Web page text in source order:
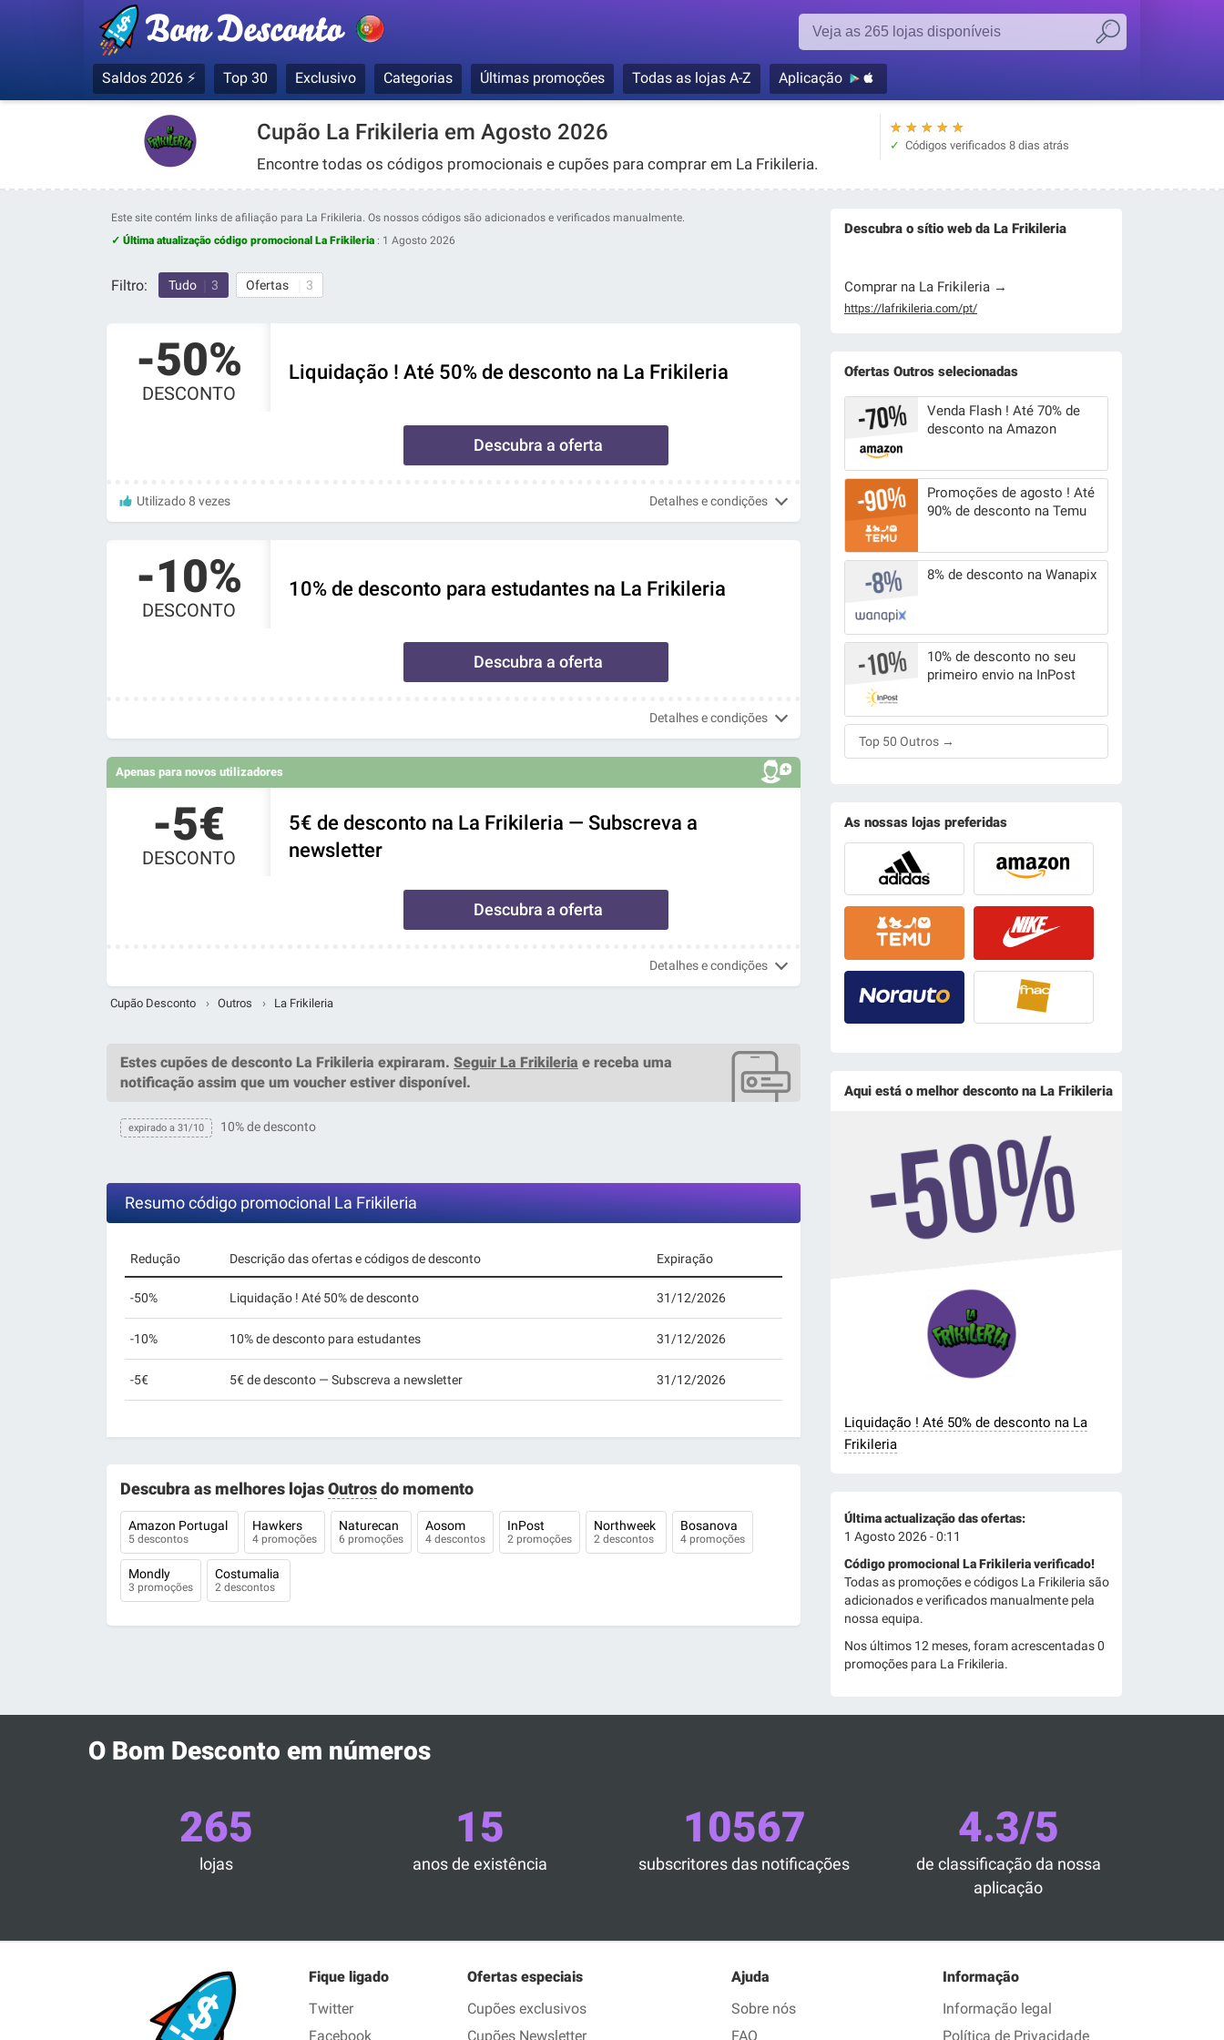
Saldos 2026 ⚡ Top 30 Exclusivo Categorias Últimas promoções Todas as lojas A-Z Aplicação
Cupão La Frikileria em Agosto 2026
Encontre todas os códigos promocionais e cupões para comprar em La Frikileria.
★
★
★
★
★
Códigos verificados 8 dias atrás
Este site contém links de afiliação para La Frikileria. Os nossos códigos são adicionados e verificados manualmente.
✓ Última atualização código promocional La Frikileria : 1 Agosto 2026
Filtro: Tudo 3 Ofertas 3
-50%
DESCONTO
Liquidação ! Até 50% de desconto na La Frikileria
Descubra a oferta
Utilizado 8 vezes Detalhes e condições
-10%
DESCONTO
10% de desconto para estudantes na La Frikileria
Descubra a oferta
Detalhes e condições
Apenas para novos utilizadores
-5€
DESCONTO
5€ de desconto na La Frikileria — Subscreva a
newsletter
Descubra a oferta
Detalhes e condições
Cupão Desconto › Outros › La Frikileria
Estes cupões de desconto La Frikileria expiraram. Seguir La Frikileria e receba uma
notificação assim que um voucher estiver disponível.
expirado a 31/10 10% de desconto
Resumo código promocional La Frikileria
Redução Descrição das ofertas e códigos de desconto Expiração
-50% Liquidação ! Até 50% de desconto 31/12/2026
-10% 10% de desconto para estudantes 31/12/2026
-5€ 5€ de desconto — Subscreva a newsletter 31/12/2026
Descubra as melhores lojasOutrosdo momento
Amazon Portugal
5 descontos
Hawkers
4 promoções
Naturecan
6 promoções
Aosom
4 descontos
InPost
2 promoções
Northweek
2 descontos
Bosanova
4 promoções
Mondly
3 promoções
Costumalia
2 descontos
Descubra o sítio web da La Frikileria
Comprar na La Frikileria →
https://lafrikileria.com/pt/
Ofertas Outros selecionadas
Venda Flash ! Até 70% de
desconto na Amazon
Promoções de agosto ! Até
90% de desconto na Temu
8% de desconto na Wanapix
10% de desconto no seu
primeiro envio na InPost
Top 50 Outros →
As nossas lojas preferidas
Aqui está o melhor desconto na La Frikileria
Liquidação ! Até 50% de desconto na La
Frikileria
Última actualização das ofertas:
1 Agosto 2026 - 0:11
Código promocional La Frikileria verificado!
Todas as promoções e códigos La Frikileria são
adicionados e verificados manualmente pela
nossa equipa.
Nos últimos 12 meses, foram acrescentadas 0
promoções para La Frikileria.
O Bom Desconto em números
265
lojas
15
anos de existência
10567
subscritores das notificações
4.3/5
de classificação da nossa
aplicação
Fique ligado
Twitter
Facebook
Ofertas especiais
Cupões exclusivos
Cupões Newsletter
Ajuda
Sobre nós
FAQ
Informação
Informação legal
Política de Privacidade